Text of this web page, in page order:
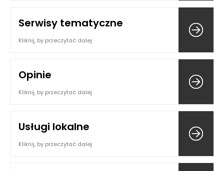
Serwisy tematyczne
Kliknij, by przeczytać dalej
Opinie
Kliknij, by przeczytać dalej
Usługi lokalne
Kliknij, by przeczytać dalej